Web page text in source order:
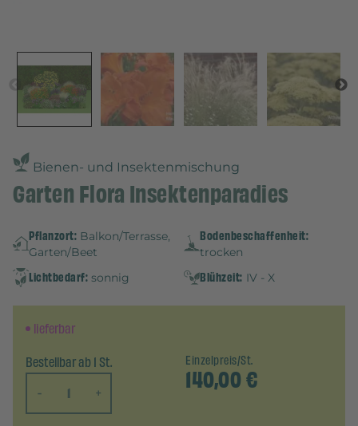
Bienen- und Insektenmischung
Garten Flora Insektenparadies
Pflanzort: Balkon/Terrasse,
Garten/Beet
Bodenbeschaffenheit:
trocken
Lichtbedarf: sonnig Blühzeit: IV - X
lieferbar
Bestellbar ab 1 St.
-
+
Einzelpreis/St.
140,00€